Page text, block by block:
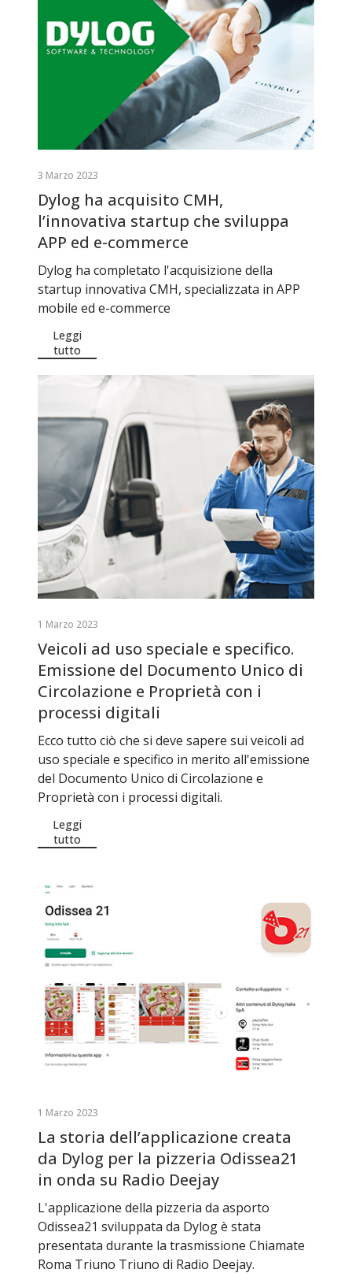
3 Marzo 2023
Dylog ha acquisito CMH,
l’innovativa startup che sviluppa
APP ed e-commerce
Dylog ha completato l'acquisizione della
startup innovativa CMH, specializzata in APP
mobile ed e-commerce
Leggi
tutto
1 Marzo 2023
Veicoli ad uso speciale e specifico.
Emissione del Documento Unico di
Circolazione e Proprietà con i
processi digitali
Ecco tutto ciò che si deve sapere sui veicoli ad
uso speciale e specifico in merito all'emissione
del Documento Unico di Circolazione e
Proprietà con i processi digitali.
Leggi
tutto
1 Marzo 2023
La storia dell’applicazione creata
da Dylog per la pizzeria Odissea21
in onda su Radio Deejay
L'applicazione della pizzeria da asporto
Odissea21 sviluppata da Dylog è stata
presentata durante la trasmissione Chiamate
Roma Triuno Triuno di Radio Deejay.